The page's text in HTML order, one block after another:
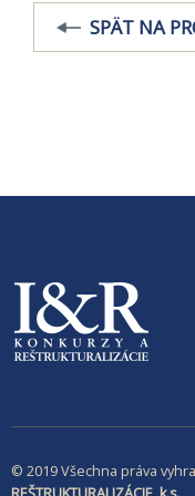
SPÄT NA
© 2019 Všechna práva